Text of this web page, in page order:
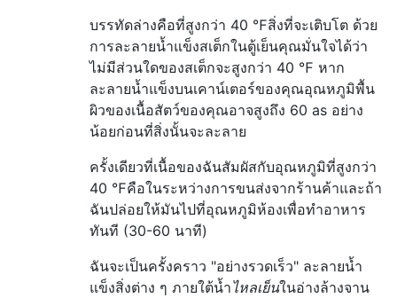
บรรทัดล่างคือที่สูงกว่า 40 ℉สิ่งที่จะเติบโต ด้วย
การละลายน้ำแข็งสเต็กในตู้เย็นคุณมั่นใจได้ว่า
ไม่มีส่วนใดของสเต็กจะสูงกว่า 40 ℉ หาก
ละลายน้ำแข็งบนเคาน์เตอร์ของคุณอุณหภูมิพื้น
ผิวของเนื้อสัตว์ของคุณอาจสูงถึง 60 as อย่าง
น้อยก่อนที่สิ่งนั้นจะละลาย
ครั้งเดียวที่เนื้อของฉันสัมผัสกับอุณหภูมิที่สูงกว่า
40 ℉คือในระหว่างการขนส่งจากร้านค้าและถ้า
ฉันปล่อยให้มันไปที่อุณหภูมิห้องเพื่อทำอาหาร
ทันที (30-60 นาที)
ฉันจะเป็นครั้งคราว "อย่างรวดเร็ว" ละลายน้ำ
แข็งสิ่งต่าง ๆ ภายใต้น้ำไหลเย็นในอ่างล้างจาน